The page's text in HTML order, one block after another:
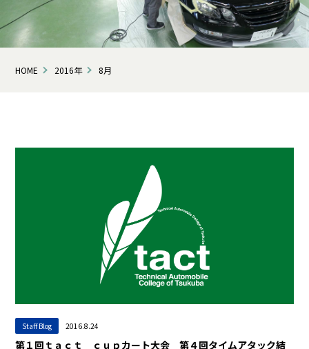
HOME 2016年 8月
Staff Blog 2016.8.24
第１回ｔａｃｔ ｃｕｐカート大会 第４回タイムアタック結